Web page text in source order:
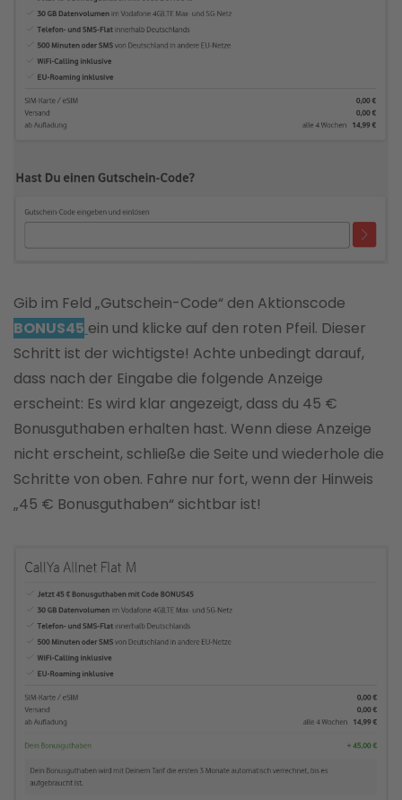
Gib im Feld „Gutschein-Code“ den Aktionscode
BONUS45 ein und klicke auf den roten Pfeil. Dieser
Schritt ist der wichtigste! Achte unbedingt darauf,
dass nach der Eingabe die folgende Anzeige
erscheint: Es wird klar angezeigt, dass du 45 €
Bonusguthaben erhalten hast. Wenn diese Anzeige
nicht erscheint, schließe die Seite und wiederhole die
Schritte von oben. Fahre nur fort, wenn der Hinweis
„45 € Bonusguthaben“ sichtbar ist!